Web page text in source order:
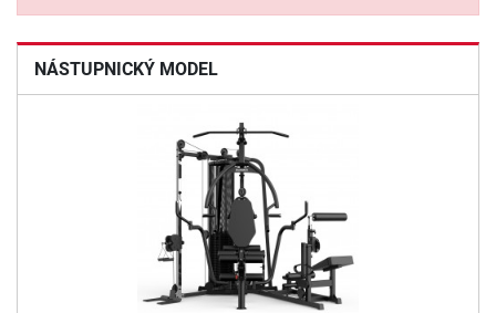
NÁSTUPNICKÝ MODEL